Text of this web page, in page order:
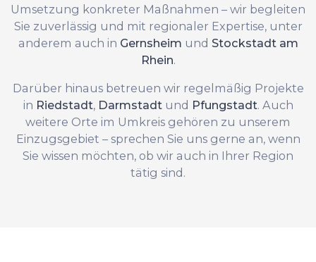
Umsetzung konkreter Maßnahmen – wir begleiten
Sie zuverlässig und mit regionaler Expertise, unter
anderem auch in Gernsheim und Stockstadt am
Rhein.
Darüber hinaus betreuen wir regelmäßig Projekte
in Riedstadt, Darmstadtund Pfungstadt. Auch
weitere Orte im Umkreis gehören zu unserem
Einzugsgebiet – sprechen Sie uns gerne an, wenn
Sie wissen möchten, ob wir auch in Ihrer Region
tätig sind.